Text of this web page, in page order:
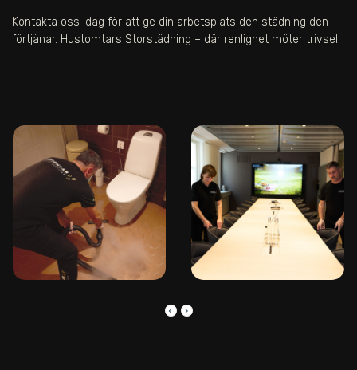
Kontakta oss idag för att ge din arbetsplats den städning den
förtjänar. Hustomtars Storstädning – där renlighet möter trivsel!
keyboard_arrow_left keyboard_arrow_right